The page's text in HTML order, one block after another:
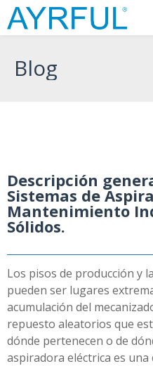
Blog
Descripción
Sistemas de
Mantenimiento
Sólidos.
Los pisos de producción y
pueden ser lugares
acumulación del
repuesto aleatorios que
dónde pertenecen o de
aspiradora eléctrica es